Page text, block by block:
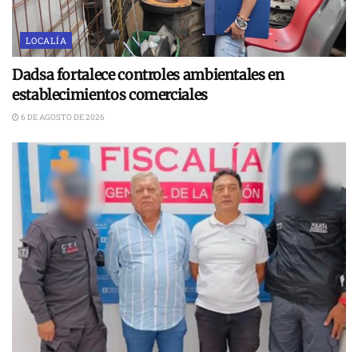
LOCALÍA
Dadsa fortalece controles ambientales en
establecimientos comerciales
6 DE AGOSTO DE 2026